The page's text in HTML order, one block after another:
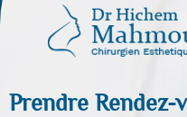
Prendre Rendez-